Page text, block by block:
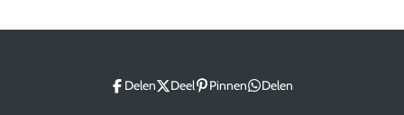
Delen Deel Pinnen Delen